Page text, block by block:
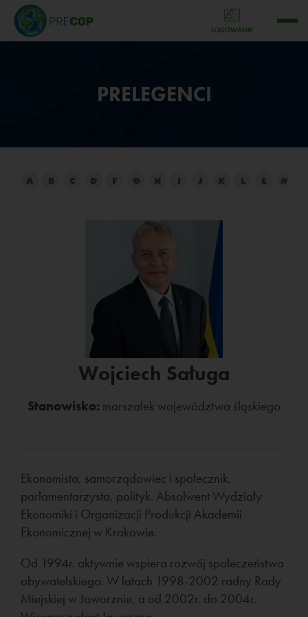
LOGOWANIE
PRELEGENCI
A B C D F G H I J K L Ł M
Wojciech Saługa
Stanowisko: marszałek województwa śląskiego
Ekonomista, samorządowiec i społecznik,
parlamentarzysta, polityk. Absolwent Wydziały
Ekonomiki i Organizacji Produkcji Akademii
Ekonomicznej w Krakowie.
Od 1994r. aktywnie wspiera rozwój społeczeństwa
obywatelskiego. W latach 1998-2002 radny Rady
Miejskiej w Jaworznie, a od 2002r. do 2004r.